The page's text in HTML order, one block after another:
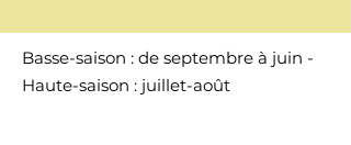
Basse-saison : de septembre à juin -
Haute-saison : juillet-août